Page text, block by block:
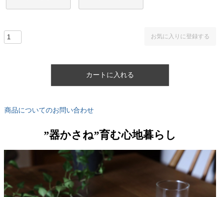
お気に入りに登録する
カートに入れる
商品についてのお問い合わせ
”器かさね”育む心地暮らし